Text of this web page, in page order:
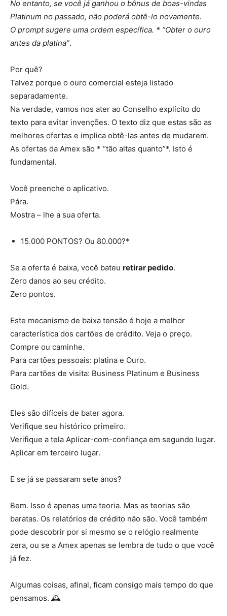
No entanto, se você já ganhou o bônus de boas-vindas
Platinum no passado, não poderá obtê-lo novamente.
O prompt sugere uma ordem específica. * “Obter o ouro
antes da platina”.
Por quê?
Talvez porque o ouro comercial esteja listado
separadamente.
Na verdade, vamos nos ater ao Conselho explícito do
texto para evitar invenções. O texto diz que estas são as
melhores ofertas e implica obtê-las antes de mudarem.
As ofertas da Amex são * “tão altas quanto”*. Isto é
fundamental.
Você preenche o aplicativo.
Pára.
Mostra – lhe a sua oferta.
15.000 PONTOS? Ou 80.000?*
Se a oferta é baixa, você bateu retirar pedido.
Zero danos ao seu crédito.
Zero pontos.
Este mecanismo de baixa tensão é hoje a melhor
característica dos cartões de crédito. Veja o preço.
Compre ou caminhe.
Para cartões pessoais: platina e Ouro.
Para cartões de visita: Business Platinum e Business
Gold.
Eles são difíceis de bater agora.
Verifique seu histórico primeiro.
Verifique a tela Aplicar-com-confiança em segundo lugar.
Aplicar em terceiro lugar.
E se já se passaram sete anos?
Bem. Isso é apenas uma teoria. Mas as teorias são
baratas. Os relatórios de crédito não são. Você também
pode descobrir por si mesmo se o relógio realmente
zera, ou se a Amex apenas se lembra de tudo o que você
já fez.
Algumas coisas, afinal, ficam consigo mais tempo do que
pensamos. 🕰️